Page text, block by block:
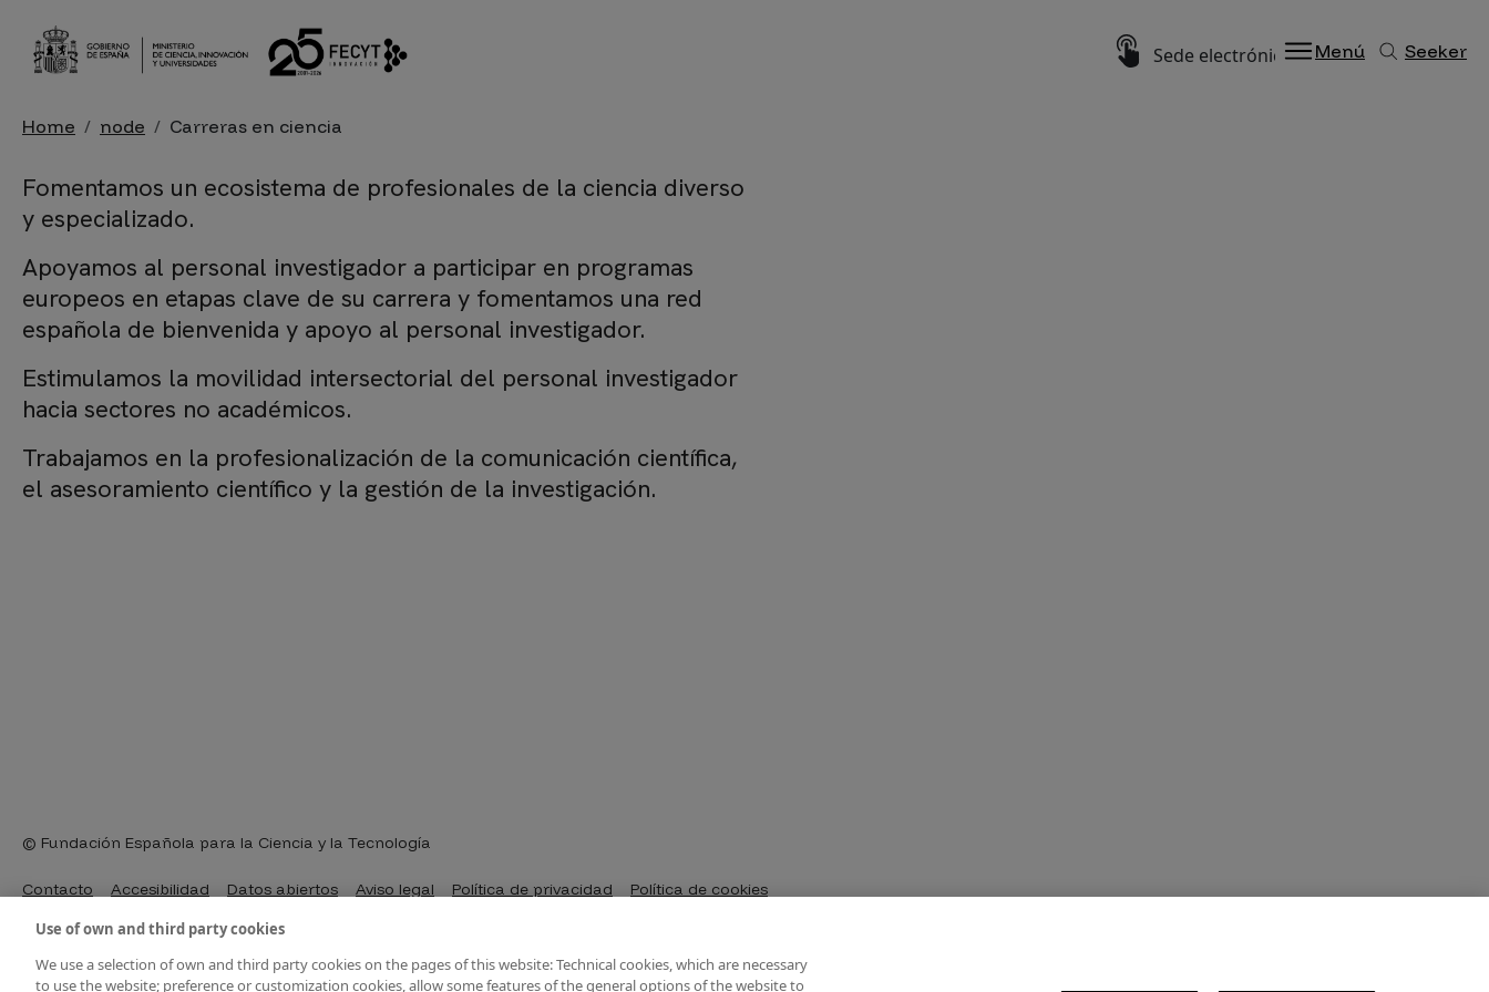
Menú
ImagenSede electrónica Seeker
Breadcrumb
Home node Carreras en ciencia
Fomentamos un ecosistema de profesionales de la ciencia diverso
y especializado.
Apoyamos al personal investigador a participar en programas
europeos en etapas clave de su carrera y fomentamos una red
española de bienvenida y apoyo al personal investigador.
Estimulamos la movilidad intersectorial del personal investigador
hacia sectores no académicos.
Trabajamos en la profesionalización de la comunicación científica,
el asesoramiento científico y la gestión de la investigación.
© Fundación Española para la Ciencia y la Tecnología
Pie de página
Contacto Accesibilidad Datos abiertos Aviso legal Política de privacidad
Política de cookies
Use of own and third party cookies
We use a selection of own and third party cookies on the pages of this website: Technical cookies, which are necessary
to use the website; preference or customization cookies, allow some features of the general options of the website to